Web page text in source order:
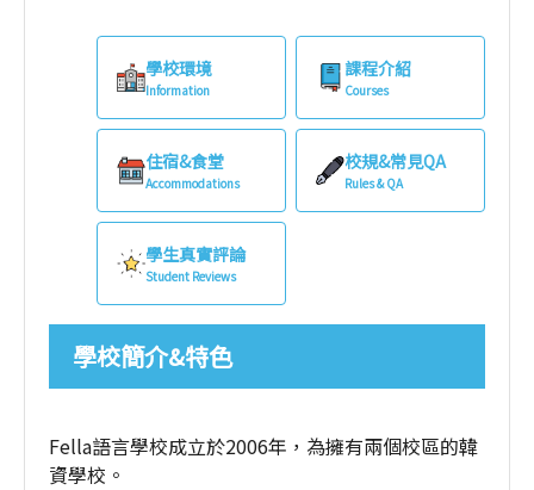
學校環境
Information
課程介紹
Courses
住宿&食堂
Accommodations
校規&常見QA
Rules & QA
學生真實評論
Student Reviews
學校簡介&特色
Fella語言學校成立於2006年，為擁有兩個校區的韓
資學校。